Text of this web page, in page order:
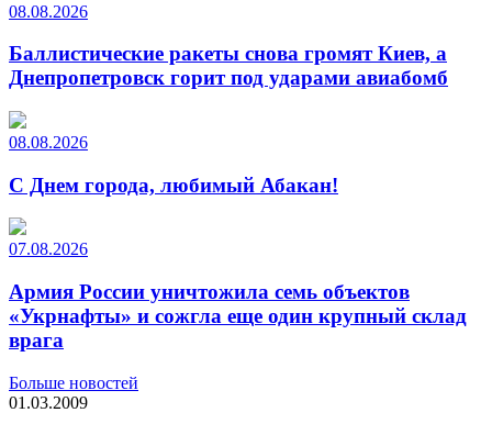
08.08.2026
Баллистические ракеты снова громят Киев, а
Днепропетровск горит под ударами авиабомб
08.08.2026
С Днем города, любимый Абакан!
07.08.2026
Армия России уничтожила семь объектов
«Укрнафты» и сожгла еще один крупный склад
врага
Больше новостей
01.03.2009